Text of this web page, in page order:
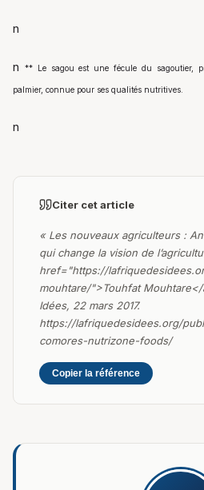
n
n ** Le sagou est une fécule du sagoutier,
palmier, connue pour ses qualités nutritives.
n
Citer cet article
« Les nouveaux agriculteurs :
qui change la vision de
href="https://
mouhtare/">Touhfat
Idées, 22 mars 2017.
https://lafriquedesidees.org/
comores-nutrizone-foods/
Copier la référence